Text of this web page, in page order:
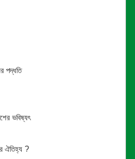
পদ্ধতি
ভবিষ্যৎ
ঐতিহ্য ?